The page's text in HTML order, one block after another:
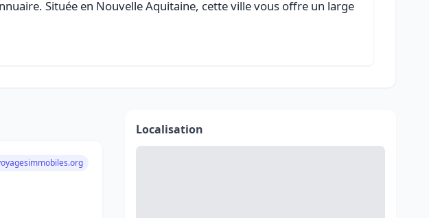
Située en Nouvelle Aquitaine, cette ville vous offre un large
Localisation